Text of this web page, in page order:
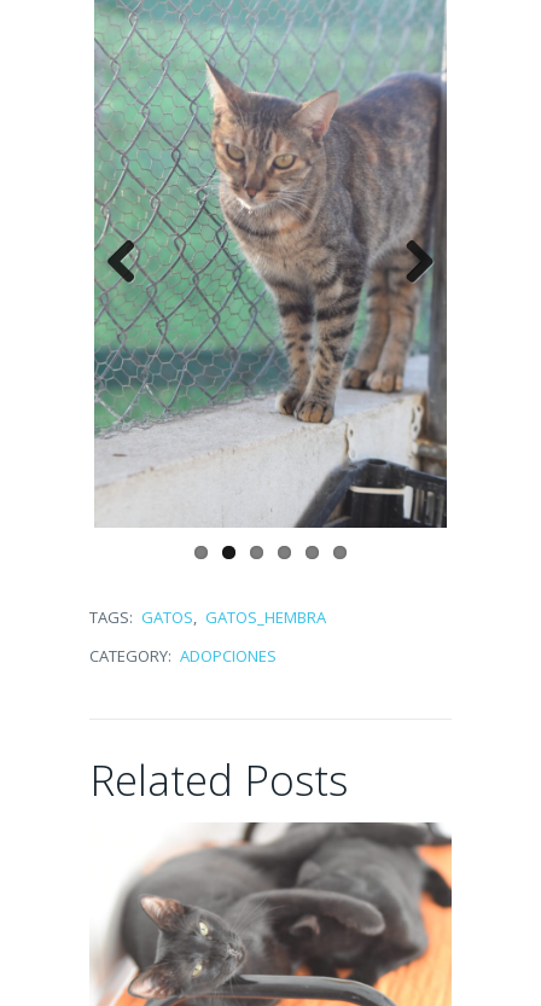
Previo
us
Next
TAGS: GATOS, GATOS_HEMBRA
CATEGORY: ADOPCIONES
Related Posts
Mikasa y Sorbas
12 days ago